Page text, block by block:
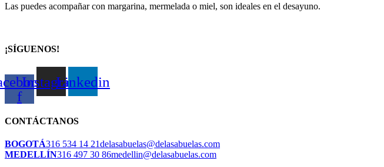
Las puedes acompañar con margarina, mermelada o miel, son ideales en el desayuno.
¡SÍGUENOS!
f
InstagramLinkedin
CONTÁCTANOS
BOGOTÁ316 534 14 21delasabuelas@delasabuelas.com
MEDELLÍN316 497 30 86medellin@delasabuelas.com